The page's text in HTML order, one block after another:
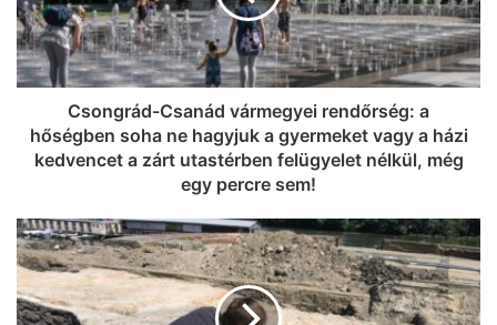
Csongrád-Csanád vármegyei rendőrség: a
hőségben soha ne hagyjuk a gyermeket vagy a házi
kedvencet a zárt utastérben felügyelet nélkül, még
egy percre sem!